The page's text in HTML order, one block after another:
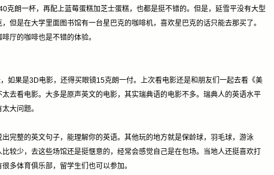
克朗一杯，再配上蓝莓蛋糕加芝士蛋糕，也都是挺不错的。但是，延雪平没有大型
但是在大学里面图书馆有一台星巴克的咖啡机，喜欢星巴克的话只能去那买了。
厅的咖啡也是不错的体验。
如果是3D电影，还得买眼镜15克朗一付。上次看电影还是和朋友们一起去看《美
去看电影。大多是原声英文的电影，其实瑞典语的电影不多。瑞典人的英语水平
大问题。
完整的英文句子，能理解你的英语。其他玩的地方就是保龄球，羽毛球，游泳
较少，去这些场馆还是挺惬意的，经常会感觉自己是在包场。当地人还挺喜欢打
多体育俱乐部，留学生们也可以参加。